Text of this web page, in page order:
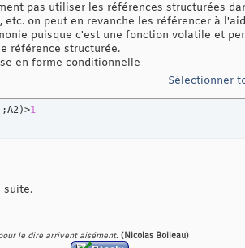
pas utiliser les références structurées
, etc. on peut en revanche les référencer à
puisque c'est une fonction volatile et
référence structurée.
en forme conditionnelle
Sélectionner
;A2)>1
suite.
le dire arrivent aisément. (Nicolas Boileau)